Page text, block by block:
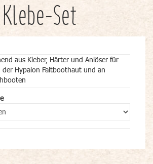
Set
aus Kleber, Härter und Anlöser für
der Hypalon Faltboothaut und an